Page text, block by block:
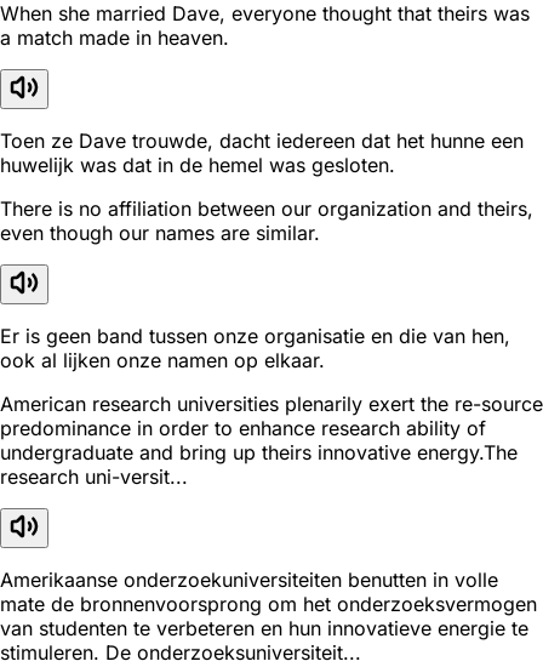
When she married Dave, everyone thought that theirs was
a match made in heaven.
Toen ze Dave trouwde, dacht iedereen dat het hunne een
huwelijk was dat in de hemel was gesloten.
There is no affiliation between our organization and theirs,
even though our names are similar.
Er is geen band tussen onze organisatie en die van hen,
ook al lijken onze namen op elkaar.
American research universities plenarily exert the re-source
predominance in order to enhance research ability of
undergraduate and bring up theirs innovative energy.The
research uni-versit...
Amerikaanse onderzoekuniversiteiten benutten in volle
mate de bronnenvoorsprong om het onderzoeksvermogen
van studenten te verbeteren en hun innovatieve energie te
stimuleren. De onderzoeksuniversiteit...